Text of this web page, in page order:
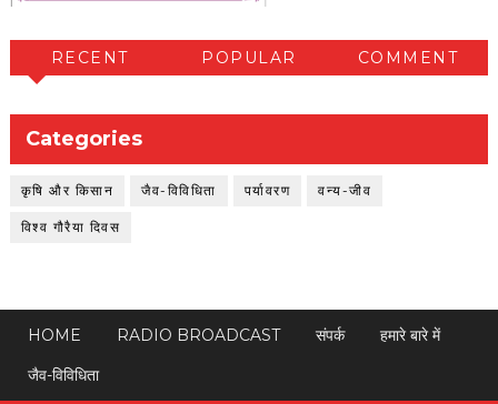
RECENT POPULAR COMMENT
Categories
कृषि और किसान जैव-विविधिता पर्यावरण वन्य-जीव
विश्व गौरैया दिवस
HOME RADIO BROADCAST संपर्क
हमारे बारे में
जैव-विविधिता